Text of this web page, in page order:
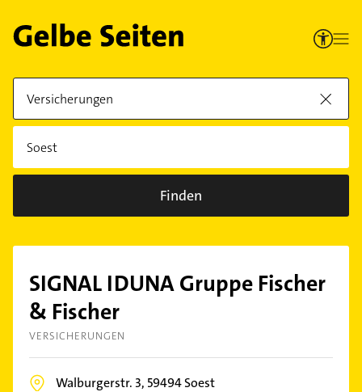
Finden
SIGNAL IDUNA Gruppe Fischer
& Fischer
VERSICHERUNGEN
Walburgerstr. 3, 59494Soest